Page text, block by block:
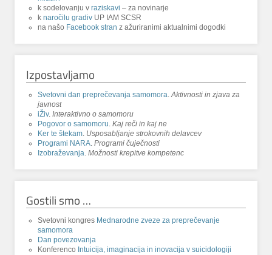
k sodelovanju vraziskavi – za novinarje
knaročilu gradiv UP IAM SCSR
na našo Facebook stran z ažuriranimi aktualnimi dogodki
Izpostavljamo
Svetovni dan preprečevanja samomora .Aktivnosti in zjava za
javnost
iŽiv.Interaktivno o samomoru
Pogovor o samomoru .Kaj reči in kaj ne
Ker te štekam Usposabljanje strokovnih delavcev
Programi NARA .Programi čuječnosti
Izobraževanja .Možnosti krepitve kompetenc
Gostili smo …
Svetovni kongres Mednarodne zveze za preprečevanje
samomora
Dan povezovanja
Konferenco Intuicija, imaginacija in inovacija v suicidologiji